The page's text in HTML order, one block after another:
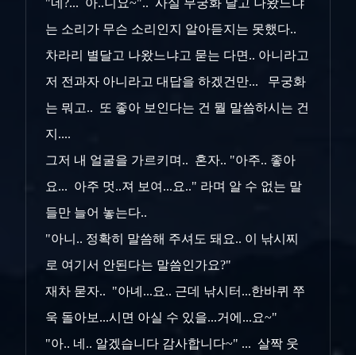
는 소리가 무슨 소리인지 알아듣지는 못했다..
차라리 별달고 나왔느냐고 묻는 다면.. 아니라고
저 전과자 아니라고 대답을 하겠건만... 무궁화
는 뭐고.. 또 좋아 보인다는 건 뭘 말씀하시는 건
지....
그저 내 얼굴을 가르키며.. 혼자.. "아주.. 좋아
요... 아주 멋..져 보여...요.." 라며 알 수 없는 말
들만 늘어 놓는다..
"아니.. 정확히 말씀해 주셔도 돼요.. 이 낚시찌
로 여기서 안된다는 말씀인가요?"
재차 묻자.. "아녜...요.. 근데 낚시터...한바퀴 쭈
욱 돌아보...시면 아실 수 있을...거에...요~"
"아.. 네.. 알겠습니다 감사합니다~" ... 살짝 웃